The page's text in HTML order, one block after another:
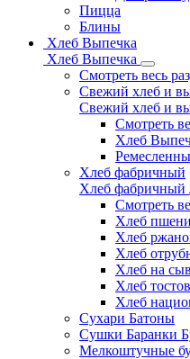
Пицца
Блины
Хлеб Выпечка
Хлеб Выпечка
Смотреть весь
Свежий хлеб и
Свежий хлеб и
Смотреть
Хлеб
Хлеб фабричный
Хлеб фабричный
Смотреть
Хлеб
Хлеб
Хлеб
Хлеб на
Хлеб
Хлеб
Сухари Батоны
Сушки Баранки
Мелкоштучные